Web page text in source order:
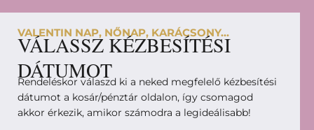
VALENTIN NAP, NŐNAP, KARÁCSONY...
VÁLASSZ KÉZBESÍTÉSI
DÁTUMOT
Rendeléskor válaszd ki a neked megfelelő kézbesítési
dátumot a kosár/pénztár oldalon, így csomagod
akkor érkezik, amikor számodra a legideálisabb!